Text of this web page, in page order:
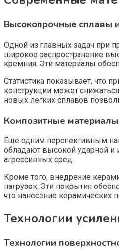
Высокопрочные сплавы
Одной из главных задач при
широкое распространение
кремния. Эти материалы
Статистика показывает, что
конструкции может
новых легких сплавов
Композитные
Еще одним перспективным
обладают высокой ударной и
агрессивных сред.
Кроме того, внедрение
нагрузок. Эти покрытия
что нанесение керамических
Технологии
Технологии